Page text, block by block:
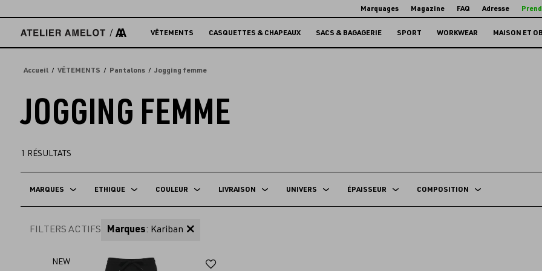
directement
contenu
Marquages Magazine FAQ Adresse
VÊTEMENTS CASQUETTES & CHAPEAUX SACS & BAGAGERIE SPORT WORKWEAR MAISON ET
Accueil VÊTEMENTS Pantalons Jogging femme
JOGGING FEMME
1 RÉSULTATS
MARQUES ETHIQUE COULEUR LIVRAISON UNIVERS ÉPAISSEUR COMPOSITION
FILTERS ACTIFS Marques: Kariban
NEW